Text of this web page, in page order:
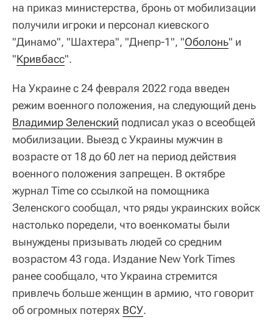
на приказ министерства, бронь от мобилизации
получили игроки и персонал киевского
"Динамо", "Шахтера", "Днепр-1", "Оболонь" и
"Кривбасс".
На Украине с 24 февраля 2022 года введен
режим военного положения, на следующий день
Владимир Зеленский подписал указ о всеобщей
мобилизации. Выезд с Украины мужчин в
возрасте от 18 до 60 лет на период действия
военного положения запрещен. В октябре
журнал Time со ссылкой на помощника
Зеленского сообщал, что ряды украинских войск
настолько поредели, что военкоматы были
вынуждены призывать людей со средним
возрастом 43 года. Издание New York Times
ранее сообщало, что Украина стремится
привлечь больше женщин в армию, что говорит
об огромных потерях ВСУ.